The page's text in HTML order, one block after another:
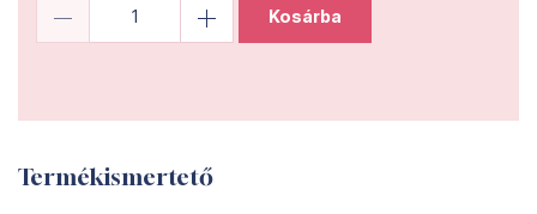
Kosárba
Termékismertető